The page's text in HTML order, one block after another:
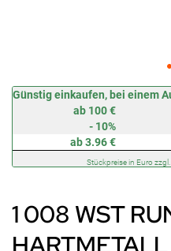
Günstig einkaufen, bei einem
ab 100 €
- 10%
ab 3.96 €
Stückpreise in Euro
1 008 WST
Zum
Anfang
springen